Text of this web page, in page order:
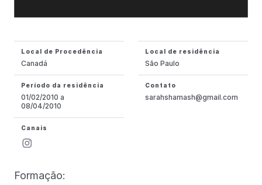
Local de Procedência
Canadá
Local de residência
São Paulo
Período da residência
01/02/2010 a
08/04/2010
Contato
sarahshamash@gmail.com
Canais
Formação: